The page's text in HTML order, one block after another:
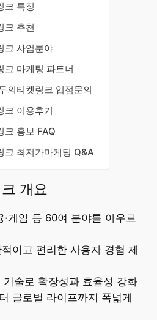
크 특징
크 추천
크 사업분야
크 마케팅 파트너
의티켓링크 입점문의
크 이용후기
크 홍보 FAQ
크 최저가마케팅 Q&A
개요
·게임 등 60여 분야를 아우르
이고 편리한 사용자 경험 제
기술로 확장성과 효율성 강화
글로벌 라이프까지 폭넓게